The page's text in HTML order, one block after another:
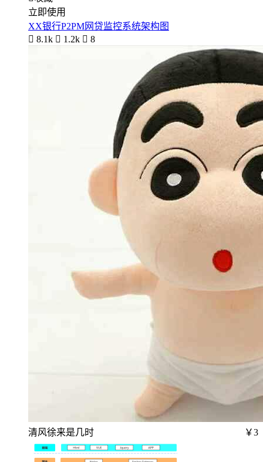
立即使用
XX银行P2PM网贷监控系统架构图
 8.1k  1.2k  8
清风徐来是几时 ￥3